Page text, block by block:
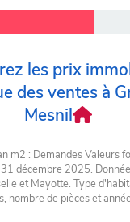
les prix
des ventes à
Mesnil
m2 : Demandes Valeurs
décembre 2025.
et Mayotte. Type
nombre de pièces et